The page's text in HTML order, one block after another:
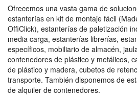
Ofrecemos una vasta gama de
estanterías en kit de montaje fácil
OffiClick), estanterías de paletización
media carga, estanterías librerías,
específicos, mobiliario de almacén,
contenedores de plástico y metálicos,
de plástico y madera, cubetos de
transporte. También disponemos de
de alquiler de contenedores.